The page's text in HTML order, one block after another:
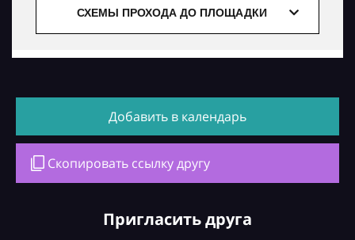
СХЕМЫ ПРОХОДА ДО ПЛОЩАДКИ
Добавить в календарь
Скопировать ссылку другу
Пригласить друга